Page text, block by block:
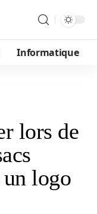
Informatique
lors de
logo